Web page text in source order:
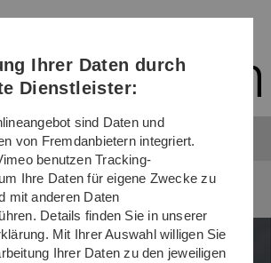
Direkt
Direkt
Direkt
(Sprache,
Drucken,
Media)
Direkt
Direkt
Ihrer Daten durch
Dienstleister:
sind Daten und
von Fremdanbietern integriert.
benutzen Tracking-
Ihre Daten für eigene Zwecke zu
mit anderen Daten
Details finden Sie in unserer
Mit Ihrer Auswahl willigen Sie
Ihrer Daten zu den jeweiligen